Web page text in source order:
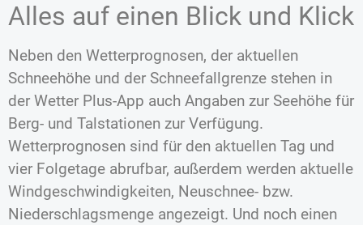
Alles auf einen Blick und Klick
Neben den Wetterprognosen, der aktuellen
Schneehöhe und der Schneefallgrenze stehen in
der Wetter Plus-App auch Angaben zur Seehöhe für
Berg- und Talstationen zur Verfügung.
Wetterprognosen sind für den aktuellen Tag und
vier Folgetage abrufbar, außerdem werden aktuelle
Windgeschwindigkeiten, Neuschnee- bzw.
Niederschlagsmenge angezeigt. Und noch einen